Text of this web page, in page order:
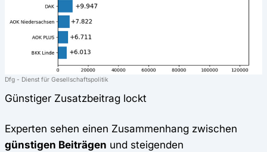
Dfg - Dienst für Gesellschaftspolitik
Günstiger Zusatzbeitrag lockt
Experten sehen einen Zusammenhang zwischen
günstigen Beiträgen und steigenden